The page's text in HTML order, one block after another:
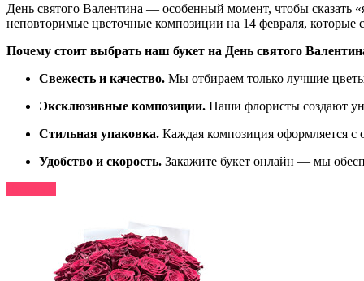
День святого Валентина — особенный момент, чтобы сказать
неповторимые цветочные композиции на 14 февраля,
Почему стоит выбрать наш букет на День святого
Свежесть и качество. Мы отбираем только лучшие
Эксклюзивные композиции. Наши флористы создают
Стильная упаковка. Каждая композиция оформляется с
Удобство и скорость. Закажите букет онлайн — мы